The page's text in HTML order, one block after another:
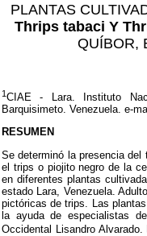
PLANTAS
Thrips tabaci Y
QUÍBOR,
1CIAE - Lara. Instituto
Barquisimeto. Venezuela. e-
RESUMEN
Se determinó la presencia
el trips o piojito negro de la
en diferentes plantas
estado Lara, Venezuela.
pictóricas de trips. Las
la ayuda de especialistas
Occidental Lisandro